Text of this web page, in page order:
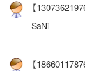
【
SaNi
【